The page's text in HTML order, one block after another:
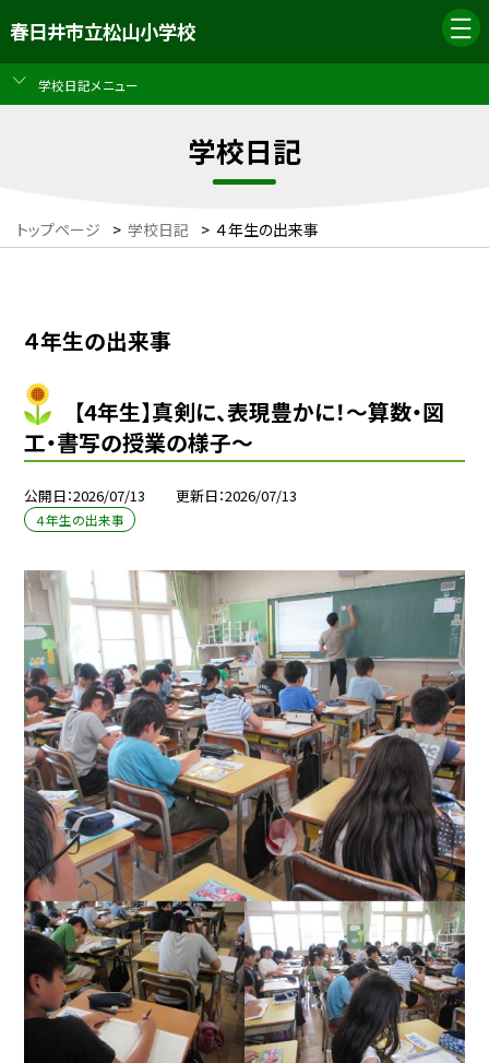
春日井市立松山小学校
学校日記メニュー
学校日記
トップページ > 学校日記 > ４年生の出来事
４年生の出来事
【4年生】真剣に、表現豊かに！〜算数・図
工・書写の授業の様子〜
公開日 2026/07/13 更新日 2026/07/13
４年生の出来事